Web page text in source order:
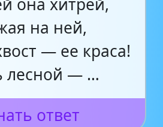
она хитрей,
на ней,
— ее краса!
лесной — …
ответ